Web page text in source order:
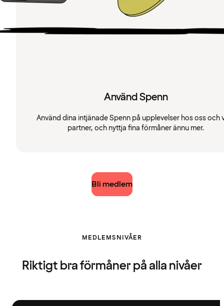
Använd Spenn
Använd dina intjänade Spenn på upplevelser hos oss och
partner, och nyttja fina förmåner ännu mer.
Bli medlem
MEDLEMSNIVÅER
Riktigt bra förmåner på alla nivåer